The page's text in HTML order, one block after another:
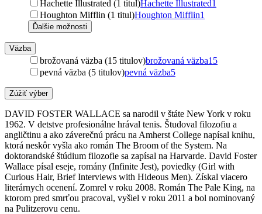
Hachette Illustrated (1 titul)Hachette Illustrated1
Houghton Mifflin (1 titul)Houghton Mifflin1
Ďalšie možnosti
Väzba
brožovaná väzba (15 titulov)brožovaná väzba15
pevná väzba (5 titulov)pevná väzba5
Zúžiť výber
DAVID FOSTER WALLACE sa narodil v štáte New York v roku
1962. V detstve profesionálne hrával tenis. Študoval filozofiu a
angličtinu a ako záverečnú prácu na Amherst College napísal knihu,
ktorá neskôr vyšla ako román The Broom of the System. Na
doktorandské štúdium filozofie sa zapísal na Harvarde. David Foster
Wallace písal eseje, romány (Infinite Jest), poviedky (Girl with
Curious Hair, Brief Interviews with Hideous Men). Získal viacero
literárnych ocenení. Zomrel v roku 2008. Román The Pale King, na
ktorom pred smrťou pracoval, vyšiel v roku 2011 a bol nominovaný
na Pulitzerovu cenu.